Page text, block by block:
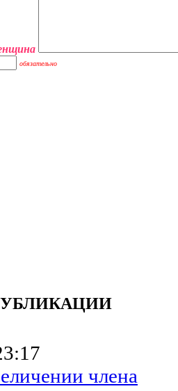
обязательно
члена